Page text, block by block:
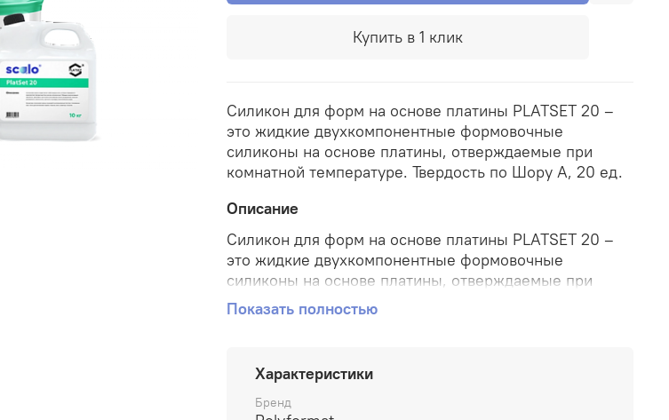
Купить в 1 клик
Силикон для форм на основе платины PLATSET 20 –
это жидкие двухкомпонентные формовочные
силиконы на основе платины, отверждаемые при
комнатной температуре. Твердость по Шору А, 20 ед.
Описание
Силикон для форм на основе платины PLATSET 20 –
это жидкие двухкомпонентные формовочные
силиконы на основе платины, отверждаемые при
комнатной температуре. Твердость по Шору А, 20 ед.
Гибкие формы, полученные из этих силиконов,
без запаха,
нетоксичный материал,
Показать полностью
Характеристики
Бренд